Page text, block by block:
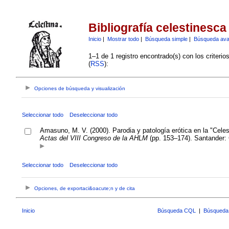
Bibliografía celestinesca
Inicio| Mostrar todo| Búsqueda simple| Búsqueda
1–1 de 1 registro encontrado(s) con los
(RSS):
Opciones de búsqueda y visualización
Seleccionar todo Deseleccionar todo
Amasuno, M. V. (2000). Parodia y patología erótica en la
Actas del VIII Congreso de la AHLM(pp. 153–174). Santander:
Seleccionar todo Deseleccionar todo
Opciones, de exportaci&oacute;n y de cita
Inicio Búsqueda CQL |